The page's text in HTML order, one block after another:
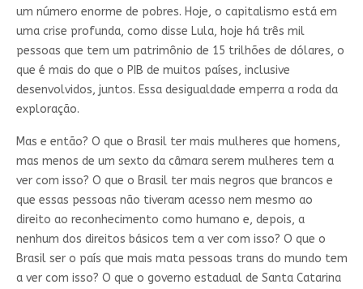
um número enorme de pobres. Hoje, o capitalismo está em
uma crise profunda, como disse Lula, hoje há três mil
pessoas que tem um patrimônio de 15 trilhões de dólares, o
que é mais do que o PIB de muitos países, inclusive
desenvolvidos, juntos. Essa desigualdade emperra a roda da
exploração.
Mas e então? O que o Brasil ter mais mulheres que homens,
mas menos de um sexto da câmara serem mulheres tem a
ver com isso? O que o Brasil ter mais negros que brancos e
que essas pessoas não tiveram acesso nem mesmo ao
direito ao reconhecimento como humano e, depois, a
nenhum dos direitos básicos tem a ver com isso? O que o
Brasil ser o país que mais mata pessoas trans do mundo tem
a ver com isso? O que o governo estadual de Santa Catarina